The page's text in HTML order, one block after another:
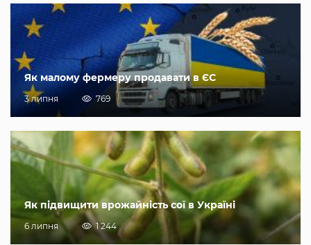
Як малому фермеру продавати в ЄС
3 липня 769
Як підвищити врожайність сої в Україні
6 липня 1 244